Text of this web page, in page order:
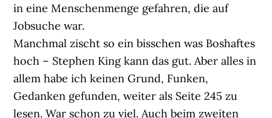
in eine Menschenmenge gefahren, die auf
Jobsuche war.
Manchmal zischt so ein bisschen was Boshaftes
hoch – Stephen King kann das gut. Aber alles in
allem habe ich keinen Grund, Funken,
Gedanken gefunden, weiter als Seite 245 zu
lesen. War schon zu viel. Auch beim zweiten